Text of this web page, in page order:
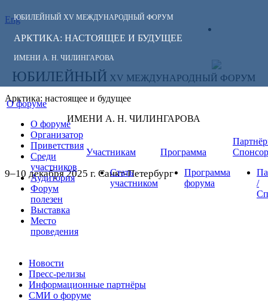
ЮБИЛЕЙНЫЙ XV МЕЖДУНАРОДНЫЙ ФОРУМ
АРКТИКА: НАСТОЯЩЕЕ И БУДУЩЕЕ
ИМЕНИ А. Н. ЧИЛИНГАРОВА
Eng
СЛЕДИТЕ ЗА
НОВОСТЯМИ
ФОРУМА:
ЮБИЛЕЙНЫЙ XV МЕЖДУНАРОДНЫЙ ФОРУМ
Арктика: настоящее и будущее
ИМЕНИ А. Н. ЧИЛИНГАРОВА
9–10 декабря 2025 г. Санкт-Петербург
О форуме
О форуме
Организатор
Приветствия
Среди
участников
Аудитория
Форум
полезен
Выставка
Место
проведения
Участникам
Стать
участником
Программа
Программа
форума
/
Новости
Пресс-релизы
Информационные партнёры
СМИ о форуме